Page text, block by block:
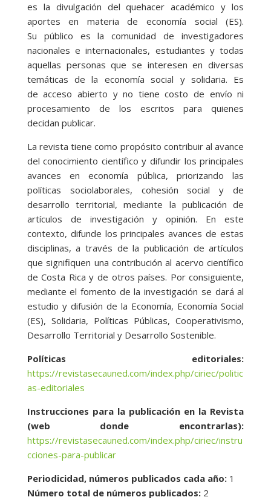
es la divulgación del quehacer académico y los
aportes en materia de economía social (ES).
Su público es la comunidad de investigadores
nacionales e internacionales, estudiantes y todas
aquellas personas que se interesen en diversas
temáticas de la economía social y solidaria. Es
de acceso abierto y no tiene costo de envío ni
procesamiento de los escritos para quienes
decidan publicar.
La revista tiene como propósito contribuir al avance
del conocimiento científico y difundir los principales
avances en economía pública, priorizando las
políticas sociolaborales, cohesión social y de
desarrollo territorial, mediante la publicación de
artículos de investigación y opinión. En este
contexto, difunde los principales avances de estas
disciplinas, a través de la publicación de artículos
que signifiquen una contribución al acervo científico
de Costa Rica y de otros países. Por consiguiente,
mediante el fomento de la investigación se dará al
estudio y difusión de la Economía, Economía Social
(ES), Solidaria, Políticas Públicas, Cooperativismo,
Desarrollo Territorial y Desarrollo Sostenible.
Políticas editoriales:
https://revistasecauned.com/index.php/ciriec/politic
as-editoriales
Instrucciones para la publicación en la Revista
(web donde encontrarlas):
https://revistasecauned.com/index.php/ciriec/instru
cciones-para-publicar
Periodicidad, números publicados cada año:1
Número total de números publicados:2